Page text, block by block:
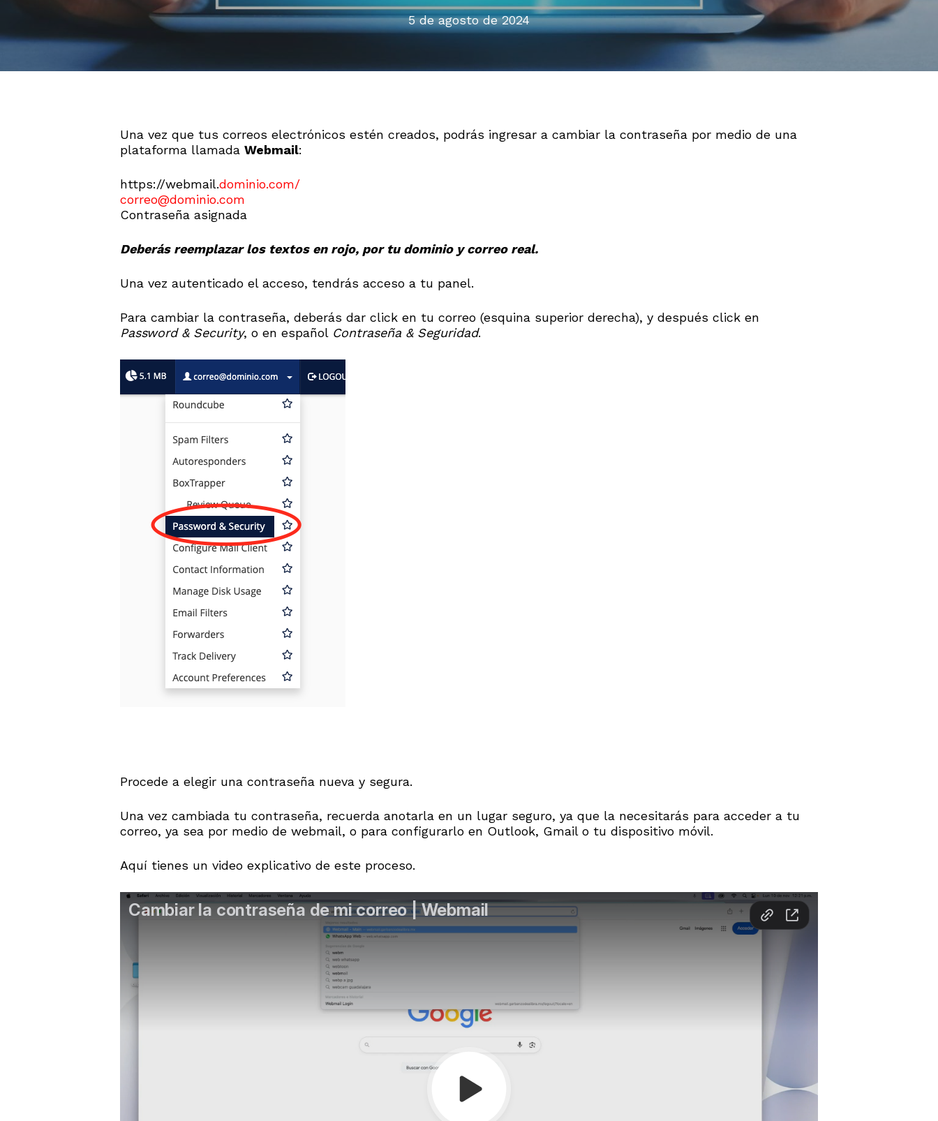
5 de agosto de 2024
Una vez que tus correos electrónicos estén creados, podrás ingresar a cambiar la contraseña por medio de una
plataforma llamada Webmail:
https://webmail.dominio.com/
correo@dominio.com
Contraseña asignada
Deberás reemplazar los textos en rojo, por tu dominio y correo real.
Una vez autenticado el acceso, tendrás acceso a tu panel.
Para cambiar la contraseña, deberás dar click en tu correo (esquina superior derecha), y después click en
Password & Security, o en español Contraseña & Seguridad.
Procede a elegir una contraseña nueva y segura.
Una vez cambiada tu contraseña, recuerda anotarla en un lugar seguro, ya que la necesitarás para acceder a tu
correo, ya sea por medio de webmail, o para configurarlo en Outlook, Gmail o tu dispositivo móvil.
Aquí tienes un video explicativo de este proceso.